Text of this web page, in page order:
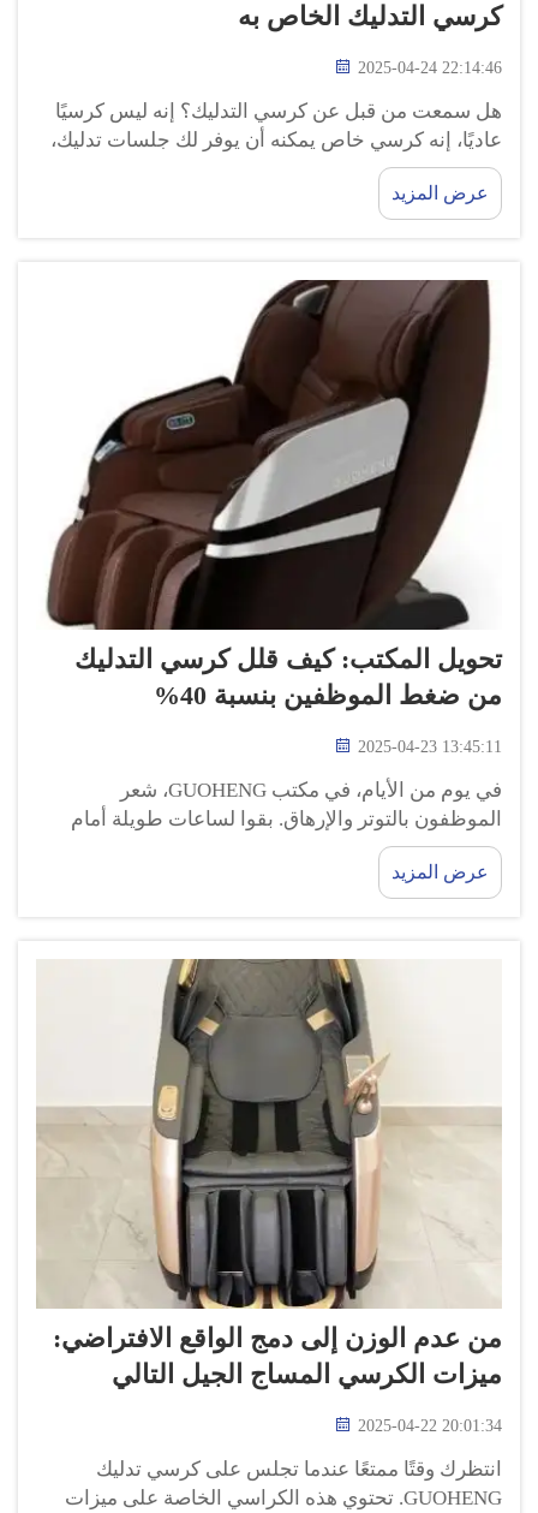
كرسي التدليك الخاص به
2025-04-24 22:14:46
هل سمعت من قبل عن كرسي التدليك؟ إنه ليس كرسيًا
عاديًا، إنه كرسي خاص يمكنه أن يوفر لك جلسات تدليك،
فقط تجلس على الكرسي ويتم تدليك عضلاتك بلطف
بينما تسترخي، هذا بالضبط ما يقدّمه كرسي التدليك
الصغير...
عرض المزيد
تحويل المكتب: كيف قلل كرسي التدليك
من ضغط الموظفين بنسبة 40%
2025-04-23 13:45:11
في يوم من الأيام، في مكتب GUOHENG، شعر
الموظفون بالتوتر والإرهاق. بقوا لساعات طويلة أمام
مكاتبهم، يعملون بجد لتحقيق المواعيد النهائية. كان ذلك
عصرًا صعبًا، ولم يكن الناس يعملون بأفضل ما يمكنهم.
كرسي تدليك جيد هو تغيير كبير...
عرض المزيد
من عدم الوزن إلى دمج الواقع الافتراضي:
ميزات الكرسي المساج الجيل التالي
2025-04-22 20:01:34
انتظرك وقتًا ممتعًا عندما تجلس على كرسي تدليك
GUOHENG. تحتوي هذه الكراسي الخاصة على ميزات